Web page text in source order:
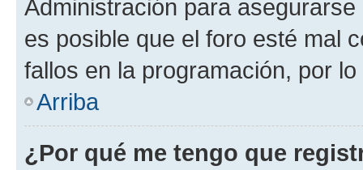
Administración para
es posible que el foro esté mal
fallos en la programación, por
Arriba
¿Por qué me tengo que